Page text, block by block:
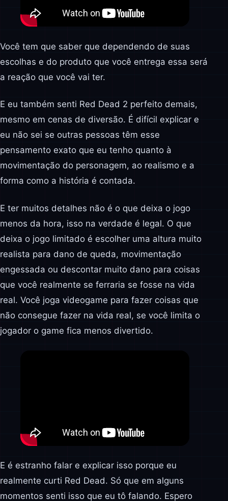
Você tem que saber que dependendo de suas
escolhas e do produto que você entrega essa será
a reação que você vai ter.
E eu também senti Red Dead 2 perfeito demais,
mesmo em cenas de diversão. É difícil explicar e
eu não sei se outras pessoas têm esse
pensamento exato que eu tenho quanto à
movimentação do personagem, ao realismo e a
forma como a história é contada.
E ter muitos detalhes não é o que deixa o jogo
menos da hora, isso na verdade é legal. O que
deixa o jogo limitado é escolher uma altura muito
realista para dano de queda, movimentação
engessada ou descontar muito dano para coisas
que você realmente se ferraria se fosse na vida
real. Você joga videogame para fazer coisas que
não consegue fazer na vida real, se você limita o
jogador o game fica menos divertido.
E é estranho falar e explicar isso porque eu
realmente curti Red Dead. Só que em alguns
momentos senti isso que eu tô falando. Espero